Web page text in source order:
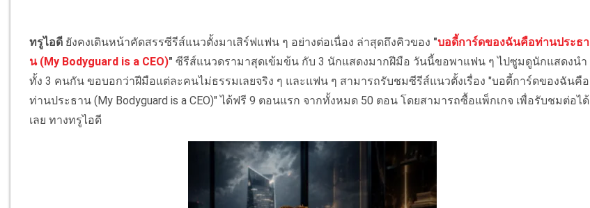
ทรูไอดี ยังคงเดินหน้าคัดสรรซีรีส์แนวตั้งมาเสิร์ฟแฟน ๆ อย่างต่อเนื่อง ล่าสุดถึงคิวของ "บอดี้การ์ดของฉันคือท่านประธา
น (My Bodyguard is a CEO)" ซีรีส์แนวดรามาสุดเข้มข้น กับ 3 นักแสดงมากฝีมือ วันนี้ขอพาแฟน ๆ ไปซูมดูนักแสดงนำ
ทั้ง 3 คนกัน ขอบอกว่าฝีมือแต่ละคนไม่ธรรมเลยจริง ๆ และแฟน ๆ สามารถรับชมซีรีส์แนวตั้งเรื่อง "บอดี้การ์ดของฉันคือ
ท่านประธาน (My Bodyguard is a CEO)" ได้ฟรี 9 ตอนแรก จากทั้งหมด 50 ตอน โดยสามารถซื้อแพ็กเกจ เพื่อรับชมต่อได้
เลย ทางทรูไอดี